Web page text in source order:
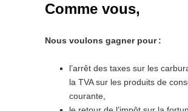
Comme vous,
Nous voulons gagner pour :
l’arrêt des taxes sur les
la TVA sur les produits de
courante,